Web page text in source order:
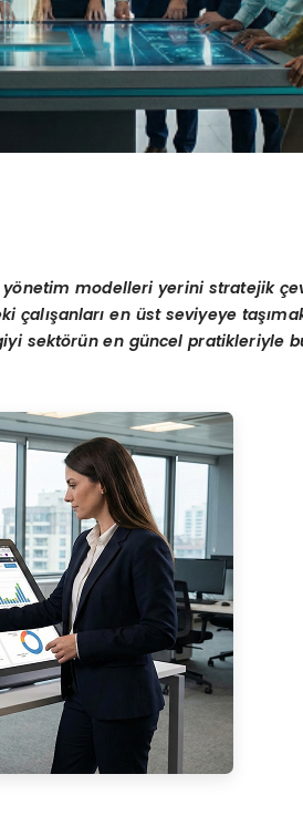
yönetim modelleri yerini stratejik
çalışanları en üst seviyeye
sektörün en güncel pratikleriyle